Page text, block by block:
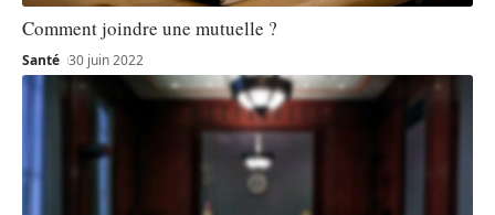
Comment joindre une mutuelle ?
Santé 30 juin 2022